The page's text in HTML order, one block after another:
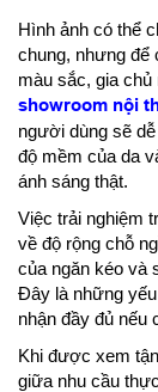
Hình ảnh có thể
chung, nhưng để
màu sắc, gia
showroom nội
người dùng sẽ
độ mềm của da
ánh sáng thật.
Việc trải nghiệm
về độ rộng chỗ
của ngăn kéo và
Đây là những
nhận đầy đủ nếu
Khi được xem
giữa nhu cầu